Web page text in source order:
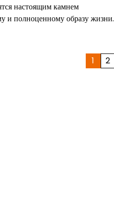
настоящим камнем
и полноценному образу жизни.
1 2